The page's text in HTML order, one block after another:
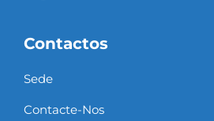
Contactos
Sede
Contacte-Nos